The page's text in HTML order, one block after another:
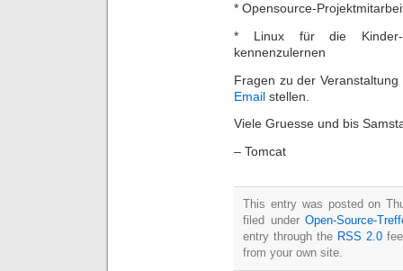
* Opensource-
* Linux für die Kinder-
kennenzulernen
Fragen zu der
Email stellen.
Viele Gruesse und bis
– Tomcat
This entry was posted on
filed underOpen-Source-
entry through the RSS 2.0
from your own site.